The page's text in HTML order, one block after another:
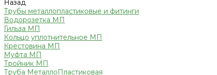
Назад
Трубы металлопластиковые и фитинги
Водорозетка МП
Гильза МП
Кольцо уплотнительное МП
Крестовина МП
Муфта МП
Тройник МП
Труба МеталлоПластиковая